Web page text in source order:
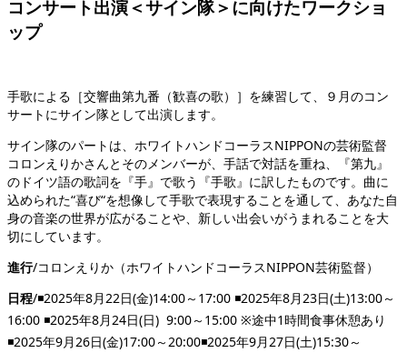
コンサート出演＜サイン隊＞に向けたワークショ
ップ
手歌による［交響曲第九番（歓喜の歌）］を練習して、９月のコン
サートにサイン隊として出演します。
サイン隊のパートは、ホワイトハンドコーラスNIPPONの芸術監督
コロンえりかさんとそのメンバーが、手話で対話を重ね、『第九』
のドイツ語の歌詞を『手』で歌う『手歌』に訳したものです。曲に
込められた“喜び“を想像して手歌で表現することを通して、あなた自
身の音楽の世界が広がることや、新しい出会いがうまれることを大
切にしています。
進行/コロンえりか（ホワイトハンドコーラスNIPPON芸術監督）
日程/◾️2025年8月22日(金)14:00～ 17:00 ◾️2025年8月23日(土)13:00～
16:00 ◾️2025年8月24日(日) 9:00～ 15:00 ※途中1時間食事休憩あり
◾️2025年9月26日(金)17:00～20:00◾️2025年9月27日(土)15:30～